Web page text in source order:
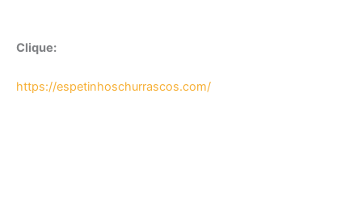
Clique:
https://espetinhoschurrascos.com/